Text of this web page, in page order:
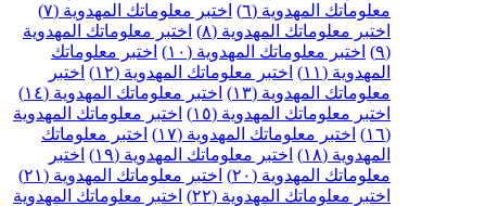
المهدوية (٦)
اختبر معلوماتك المهدوية (٧)
معلوماتك المهدوية (٨)
اختبر معلوماتك المهدوية
اختبر معلوماتك المهدوية (١٠)
اختبر معلوماتك
اختبر معلوماتك المهدوية (١٢)
اختبر
المهدوية (١٣)
اختبر معلوماتك المهدوية (١٤)
معلوماتك المهدوية (١٥)
اختبر معلوماتك المهدوية
اختبر معلوماتك المهدوية (١٧)
اختبر معلوماتك
اختبر معلوماتك المهدوية (١٩)
اختبر
المهدوية (٢٠)
اختبر معلوماتك المهدوية (٢١)
معلوماتك المهدوية (٢٢)
اختبر معلوماتك المهدوية